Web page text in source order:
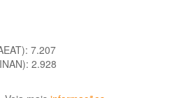
7.207
2.928